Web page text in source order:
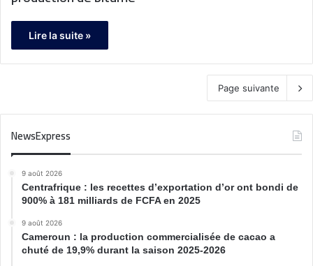
Lire la suite »
Page suivante
NewsExpress
9 août 2026
Centrafrique : les recettes d’exportation d’or ont bondi de
900% à 181 milliards de FCFA en 2025
9 août 2026
Cameroun : la production commercialisée de cacao a
chuté de 19,9% durant la saison 2025-2026